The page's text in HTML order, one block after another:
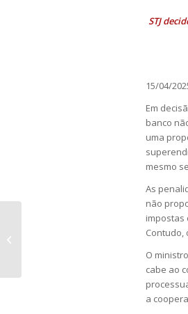
STJ
15/04/
Em
banco
uma
mesmo
As
não
impostas
Contudo,
O
cabe ao
a
Migração das comunicações do STJ